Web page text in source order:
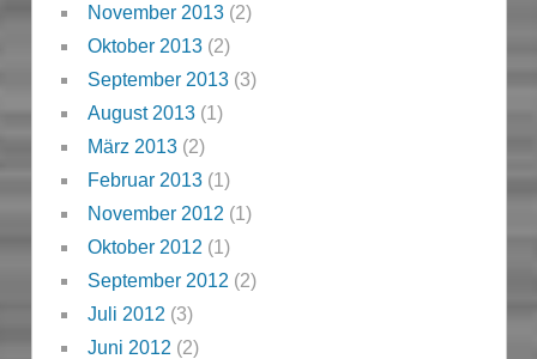
November 2013(2)
Oktober 2013(2)
September 2013(3)
August 2013(1)
März 2013(2)
Februar 2013(1)
November 2012 (1)
Oktober 2012 (1)
September 2012 (2)
Juli 2012 (3)
Juni 2012 (2)